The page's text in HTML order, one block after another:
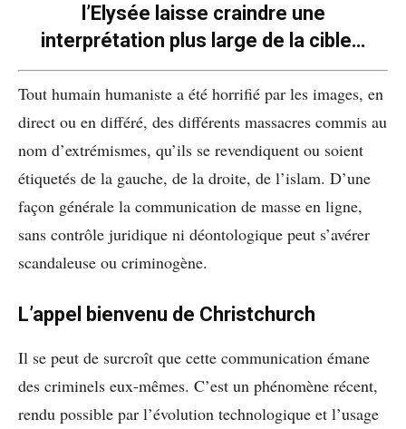
l’Elysée laisse craindre une
interprétation plus large de la cible…
Tout humain humaniste a été horrifié par les images, en
direct ou en différé, des différents massacres commis au
nom d’extrémismes, qu’ils se revendiquent ou soient
étiquetés de la gauche, de la droite, de l’islam. D’une
façon générale la communication de masse en ligne,
sans contrôle juridique ni déontologique peut s’avérer
scandaleuse ou criminogène.
L’appel bienvenu de Christchurch
Il se peut de surcroît que cette communication émane
des criminels eux-mêmes. C’est un phénomène récent,
rendu possible par l’évolution technologique et l’usage